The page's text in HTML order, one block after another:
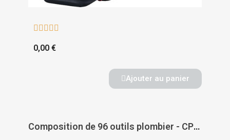
    
0,00 €
Ajouter au panier
Composition de 96 outils plombier - CPPL1 - SAM OUTILLAGE